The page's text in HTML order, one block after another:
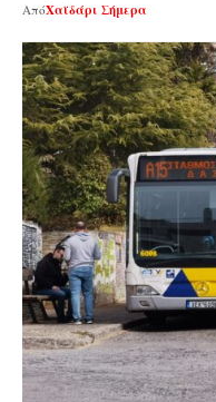
ΑπόΧαϊδάρι Σήμερα